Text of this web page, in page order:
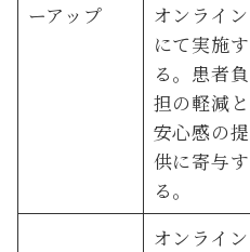
ーアップ
オンライン
にて実施す
る。患者負
担の軽減と
安心感の提
供に寄与す
る。
オンライン